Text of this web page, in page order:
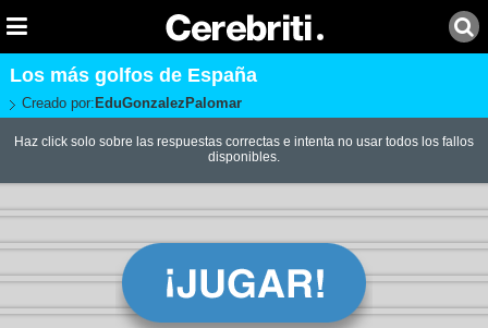
Los más golfos de España
Creado por: EduGonzalezPalomar
Haz click solo sobre las respuestas correctas e intenta no usar todos los fallos
disponibles.